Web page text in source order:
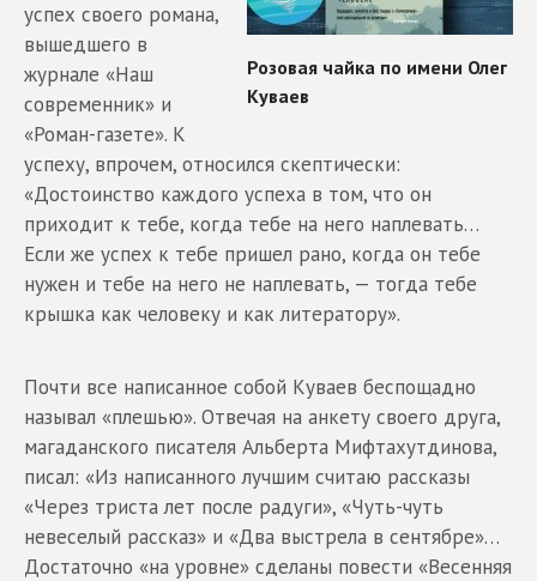
успех своего романа,
вышедшего в
журнале «Наш
современник» и
«Роман-газете». К
успеху, впрочем, относился скептически:
«Достоинство каждого успеха в том, что он
приходит к тебе, когда тебе на него наплевать…
Если же успех к тебе пришел рано, когда он тебе
нужен и тебе на него не наплевать, — тогда тебе
крышка как человеку и как литератору».
Почти все написанное собой Куваев беспощадно
называл «плешью». Отвечая на анкету своего друга,
магаданского писателя Альберта Мифтахутдинова,
писал: «Из написанного лучшим считаю рассказы
«Через триста лет после радуги», «Чуть-чуть
невеселый рассказ» и «Два выстрела в сентябре»…
Достаточно «на уровне» сделаны повести «Весенняя